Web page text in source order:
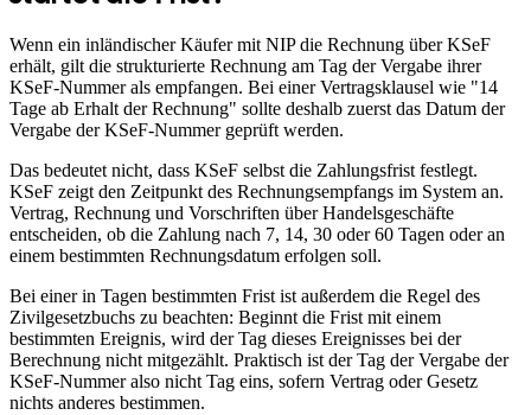
Wenn ein inländischer Käufer mit NIP die Rechnung über KSeF
erhält, gilt die strukturierte Rechnung am Tag der Vergabe ihrer
KSeF-Nummer als empfangen. Bei einer Vertragsklausel wie "14
Tage ab Erhalt der Rechnung" sollte deshalb zuerst das Datum der
Vergabe der KSeF-Nummer geprüft werden.
Das bedeutet nicht, dass KSeF selbst die Zahlungsfrist festlegt.
KSeF zeigt den Zeitpunkt des Rechnungsempfangs im System an.
Vertrag, Rechnung und Vorschriften über Handelsgeschäfte
entscheiden, ob die Zahlung nach 7, 14, 30 oder 60 Tagen oder an
einem bestimmten Rechnungsdatum erfolgen soll.
Bei einer in Tagen bestimmten Frist ist außerdem die Regel des
Zivilgesetzbuchs zu beachten: Beginnt die Frist mit einem
bestimmten Ereignis, wird der Tag dieses Ereignisses bei der
Berechnung nicht mitgezählt. Praktisch ist der Tag der Vergabe der
KSeF-Nummer also nicht Tag eins, sofern Vertrag oder Gesetz
nichts anderes bestimmen.